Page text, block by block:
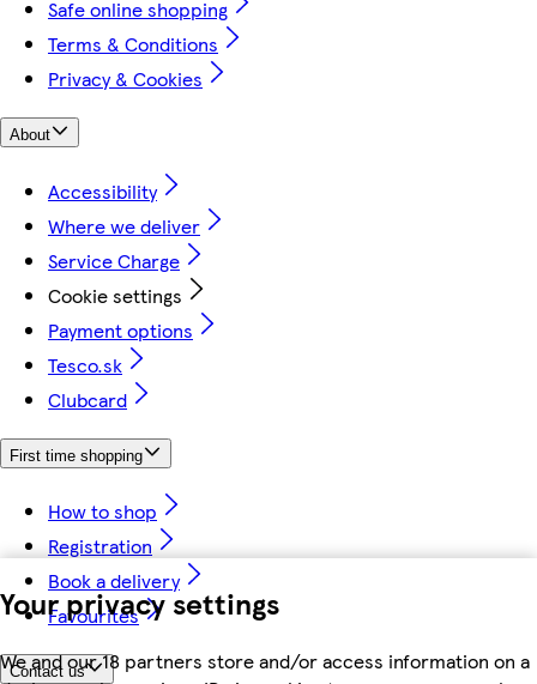
Your privacy settings
We and our 18 partners store and/or access information on a
Safe online shopping
Terms & Conditions
Privacy & Cookies
About
Accessibility
Where we deliver
Service Charge
Cookie settings
Payment options
Tesco.sk
Clubcard
First time shopping
How to shop
Registration
Book a delivery
Favourites
Contact us